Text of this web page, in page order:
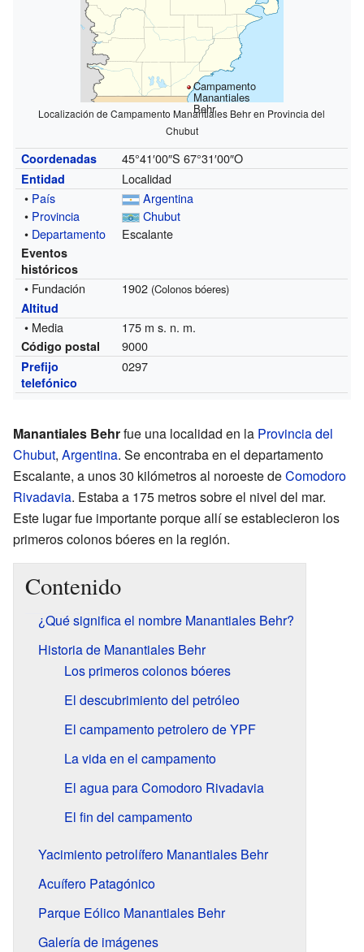
Campamento
Manantiales
Behr
Localización de Campamento Manantiales Behr en Provincia del
Chubut
Coordenadas 45°41′00″S 67°31′00″O
Entidad
Localidad
• País
Argentina
• Provincia
Chubut
• Departamento Escalante
Eventos
históricos
• Fundación 1902 (Colonos bóeres)
Altitud
• Media 175 m s. n. m.
Código postal 9000
Prefijo
telefónico
0297
Manantiales Behrfue una localidad en la Provincia del
Chubut, Argentina. Se encontraba en el departamento
Escalante, a unos 30 kilómetros al noroeste deComodoro
Rivadavia. Estaba a 175 metros sobre el nivel del mar.
Este lugar fue importante porque allí se establecieron los
primeros colonos bóeres en la región.
Contenido
¿Qué significa el nombre Manantiales Behr?
Historia de Manantiales Behr
Los primeros colonos bóeres
El descubrimiento del petróleo
El campamento petrolero de YPF
La vida en el campamento
El agua para Comodoro Rivadavia
El fin del campamento
Yacimiento petrolífero Manantiales Behr
Acuífero Patagónico
Parque Eólico Manantiales Behr
Galería de imágenes